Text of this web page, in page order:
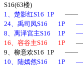
S16(63楼)
1
、楚影红S16 1P
24 、禹司凤S16 1P
8 、离泽宫主S16 1P
16 、容谷主S16 1P
9 、柳意欢S16 1P
10 、陆嫣然S16 1P